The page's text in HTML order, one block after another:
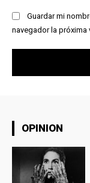
Guardar mi
navegador la próxima
OPINION